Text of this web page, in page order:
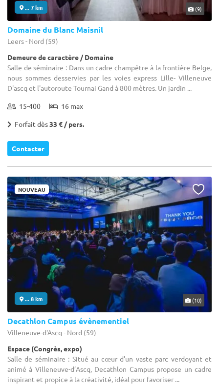
... 7 km (9)
Domaine du Blanc Maisnil
Leers - Nord (59)
Demeure de caractère / Domaine
Salle de séminaire : Dans un cadre champêtre à la frontière Belge,
nous sommes desservies par les voies express Lille- Villeneuve
D'ascq et l'autoroute Tournai Gand à 800 mètres. Un jardin ...
15-400 16 max
Forfait dès33 € / pers.
Contacter
NOUVEAU
... 8 km (10)
Decathlon Campus évènementiel
Villeneuve-d'Ascq - Nord (59)
Espace (Congrès, expo)
Salle de séminaire : Situé au cœur d’un vaste parc verdoyant et
animé à Villeneuve-d’Ascq, Decathlon Campus propose un cadre
inspirant et propice à la créativité, idéal pour favoriser ...